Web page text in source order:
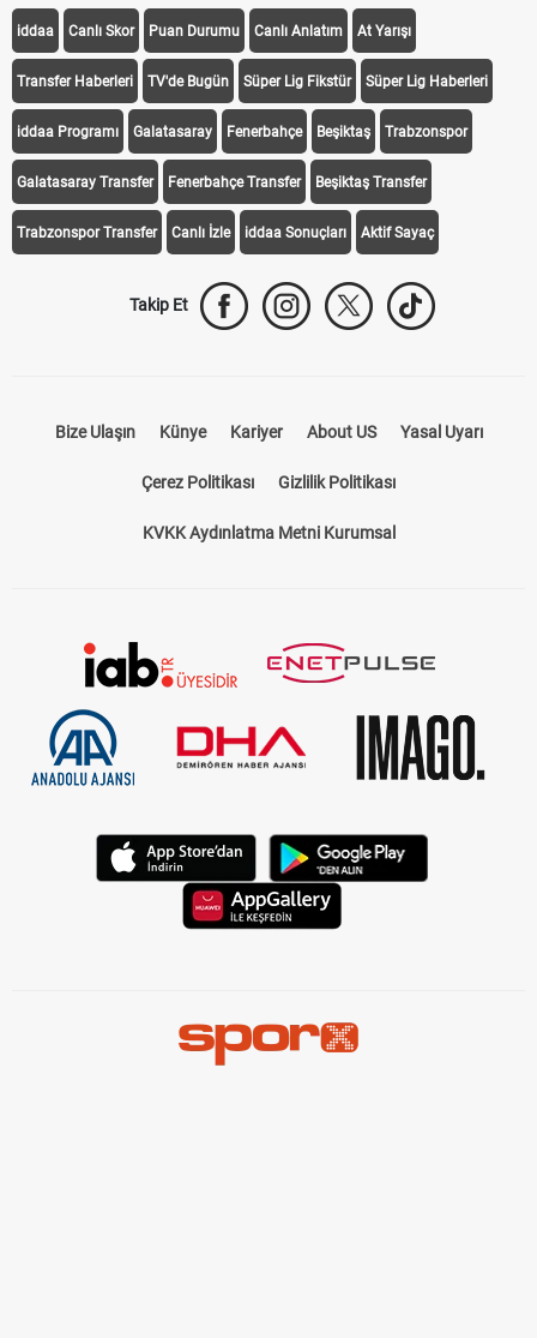
iddaa Canlı Skor Puan Durumu Canlı Anlatım At Yarışı
Transfer Haberleri TV'de Bugün Süper Lig Fikstür Süper Lig Haberleri
iddaa Programı Galatasaray Fenerbahçe Beşiktaş Trabzonspor
Galatasaray Transfer Fenerbahçe Transfer Beşiktaş Transfer
Trabzonspor Transfer Canlı İzle iddaa Sonuçları Aktif Sayaç
Takip Et
Bize Ulaşın Künye Kariyer About US Yasal Uyarı
Çerez Politikası Gizlilik Politikası
KVKK Aydınlatma Metni Kurumsal